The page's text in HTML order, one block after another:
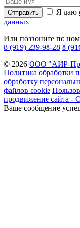
Отправить Я даю
данных
Или позвоните по
8 (919) 239-98-28 8
© 2026 ООО "АИР-
Политика обработки
обработку
файлов cookie
продвижение сайта -
Ваше сообщение